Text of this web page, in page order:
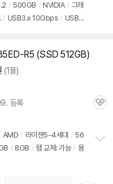
/ 500GB / NVIDIA / 그래
/ USB3.x 10Gbps / USB3.
R5 (SSD 512GB)
(1몰)
등록
관
AMD / 라이젠5-4세대 / 56
/ 8GB / 램 교체: 가능 / 용